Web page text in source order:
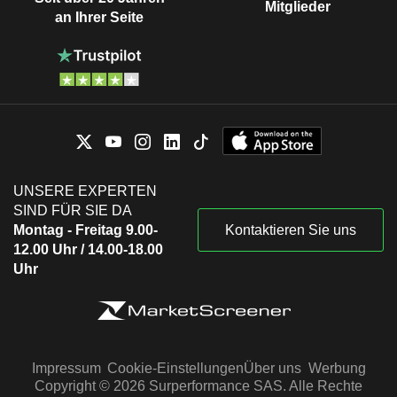
an Ihrer Seite
Mitglieder
UNSERE EXPERTEN
SIND FÜR SIE DA
Montag - Freitag 9.00-
12.00 Uhr / 14.00-18.00
Uhr
Kontaktieren Sie uns
Impressum Cookie-EinstellungenÜber uns Werbung
Copyright © 2026 Surperformance SAS. Alle Rechte